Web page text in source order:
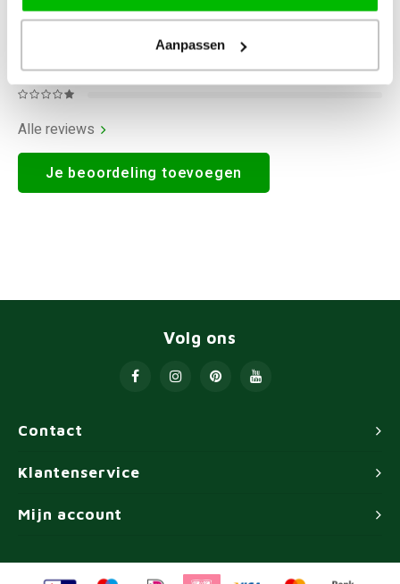
Aanpassen
Alle reviews
Je beoordeling toevoegen
Contact
Volg ons
Klantenservice
Mijn account